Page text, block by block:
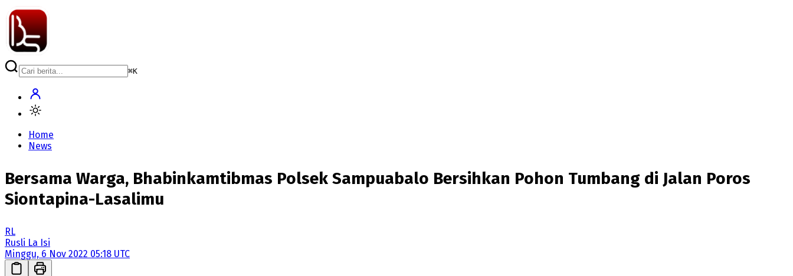
⌘K
Home
News
Bersama Warga, Bhabinkamtibmas Polsek Sampuabalo Bersihkan Pohon Tumbang di Jalan Poros
Siontapina-Lasalimu
RL
Rusli La Isi
Minggu, 6 Nov 2022 05:18 UTC